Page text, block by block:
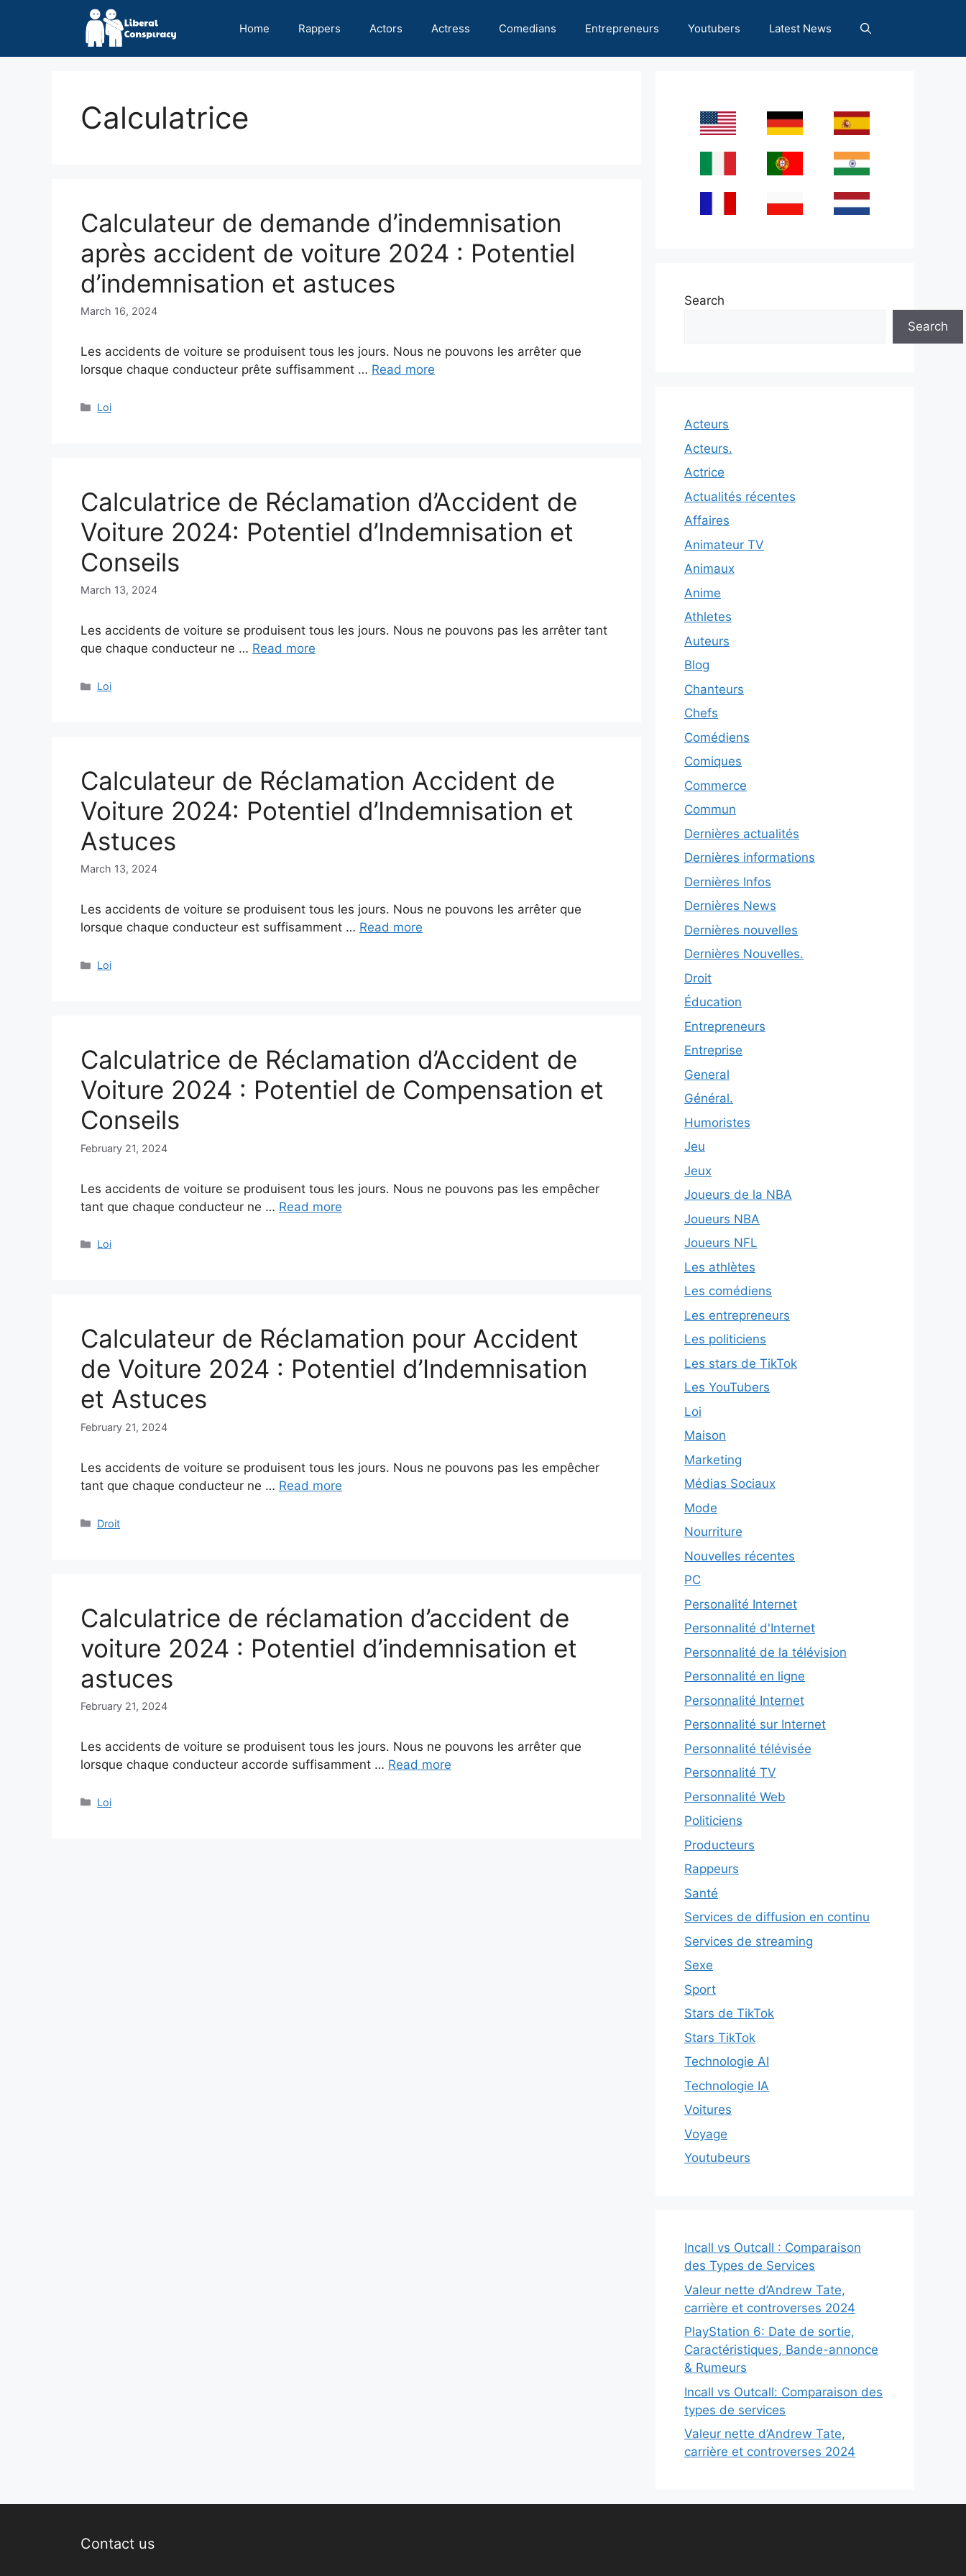
Home Rappers Actors Actress Comedians Entrepreneurs Youtubers Latest News
Calculatrice
Calculateur de demande d’indemnisation
après accident de voiture 2024 : Potentiel
d’indemnisation et astuces
March 16, 2024
Les accidents de voiture se produisent tous les jours. Nous ne pouvons les arrêter que
lorsque chaque conducteur prête suffisamment … Read more
Categories
Loi
Calculatrice de Réclamation d’Accident de
Voiture 2024: Potentiel d’Indemnisation et
Conseils
March 13, 2024
Les accidents de voiture se produisent tous les jours. Nous ne pouvons pas les arrêter tant
que chaque conducteur ne … Read more
Categories
Loi
Calculateur de Réclamation Accident de
Voiture 2024: Potentiel d’Indemnisation et
Astuces
March 13, 2024
Les accidents de voiture se produisent tous les jours. Nous ne pouvons les arrêter que
lorsque chaque conducteur est suffisamment … Read more
Categories
Loi
Calculatrice de Réclamation d’Accident de
Voiture 2024 : Potentiel de Compensation et
Conseils
February 21, 2024
Les accidents de voiture se produisent tous les jours. Nous ne pouvons pas les empêcher
tant que chaque conducteur ne … Read more
Categories
Loi
Calculateur de Réclamation pour Accident
de Voiture 2024 : Potentiel d’Indemnisation
et Astuces
February 21, 2024
Les accidents de voiture se produisent tous les jours. Nous ne pouvons pas les empêcher
tant que chaque conducteur ne … Read more
Categories
Droit
Calculatrice de réclamation d’accident de
voiture 2024 : Potentiel d’indemnisation et
astuces
February 21, 2024
Les accidents de voiture se produisent tous les jours. Nous ne pouvons les arrêter que
lorsque chaque conducteur accorde suffisamment … Read more
Categories
Loi
Search
Search
Acteurs
Acteurs.
Actrice
Actualités récentes
Affaires
Animateur TV
Animaux
Anime
Athletes
Auteurs
Blog
Chanteurs
Chefs
Comédiens
Comiques
Commerce
Commun
Dernières actualités
Dernières informations
Dernières Infos
Dernières News
Dernières nouvelles
Dernières Nouvelles.
Droit
Éducation
Entrepreneurs
Entreprise
General
Général.
Humoristes
Jeu
Jeux
Joueurs de la NBA
Joueurs NBA
Joueurs NFL
Les athlètes
Les comédiens
Les entrepreneurs
Les politiciens
Les stars de TikTok
Les YouTubers
Loi
Maison
Marketing
Médias Sociaux
Mode
Nourriture
Nouvelles récentes
PC
Personalité Internet
Personnalité d'Internet
Personnalité de la télévision
Personnalité en ligne
Personnalité Internet
Personnalité sur Internet
Personnalité télévisée
Personnalité TV
Personnalité Web
Politiciens
Producteurs
Rappeurs
Santé
Services de diffusion en continu
Services de streaming
Sexe
Sport
Stars de TikTok
Stars TikTok
Technologie AI
Technologie IA
Voitures
Voyage
Youtubeurs
Incall vs Outcall : Comparaison
des Types de Services
Valeur nette d’Andrew Tate,
carrière et controverses 2024
PlayStation 6: Date de sortie,
Caractéristiques, Bande-annonce
& Rumeurs
Incall vs Outcall: Comparaison des
types de services
Valeur nette d’Andrew Tate,
carrière et controverses 2024
Contact us